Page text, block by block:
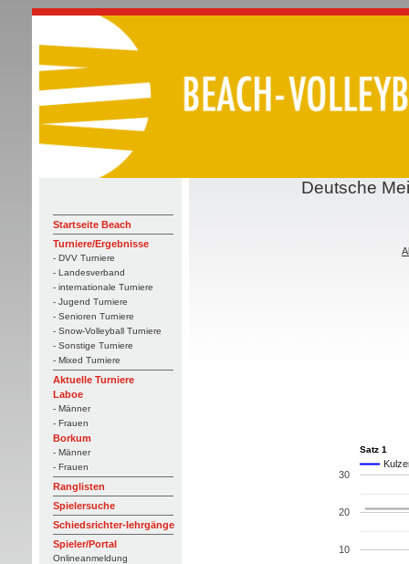
Startseite Beach
Turniere/Ergebnisse
- DVV Turniere
- Landesverband
- internationale Turniere
- Jugend Turniere
- Senioren Turniere
- Snow-Volleyball Turniere
- Sonstige Turniere
- Mixed Turniere
Aktuelle Turniere
Laboe
- Männer
- Frauen
Borkum
- Männer
- Frauen
Ranglisten
Spielersuche
Schiedsrichter-lehrgänge
Spieler/Portal
Onlineanmeldung
Deutsche
Satz 1
10
20
30